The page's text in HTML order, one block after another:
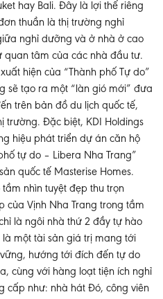
hay Bali. Đây là lợi thế riêng
thuần là thị trường nghỉ
nghỉ dưỡng và ở nhà ở cao
quan tâm của các nhà đầu tư.
hiện của “Thành phố Tự do”
sẽ tạo ra một “làn gió mới” đưa
trên bản đồ du lịch quốc tế,
trường. Đặc biệt, KDI Holdings
hiệu phát triển dự án căn hộ
tự do – Libera Nha Trang”
quốc tế Masterise Homes.
nhìn tuyệt đẹp thu trọn
của Vịnh Nha Trang trong tầm
là ngôi nhà thứ 2 đầy tự hào
một tài sản giá trị mang tới
hướng tới đích đến tự do
cùng với hàng loạt tiện ích nghỉ
cấp như: nhà hát Đó, công viên